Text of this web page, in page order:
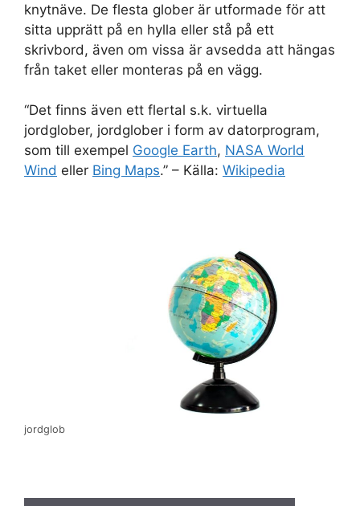
knytnäve. De flesta glober är utformade för att
sitta upprätt på en hylla eller stå på ett
skrivbord, även om vissa är avsedda att hängas
från taket eller monteras på en vägg.
“Det finns även ett flertal s.k. virtuella
jordglober, jordglober i form av datorprogram,
som till exempel Google Earth, NASA World
Wind eller Bing Maps.” – Källa: Wikipedia
jordglob